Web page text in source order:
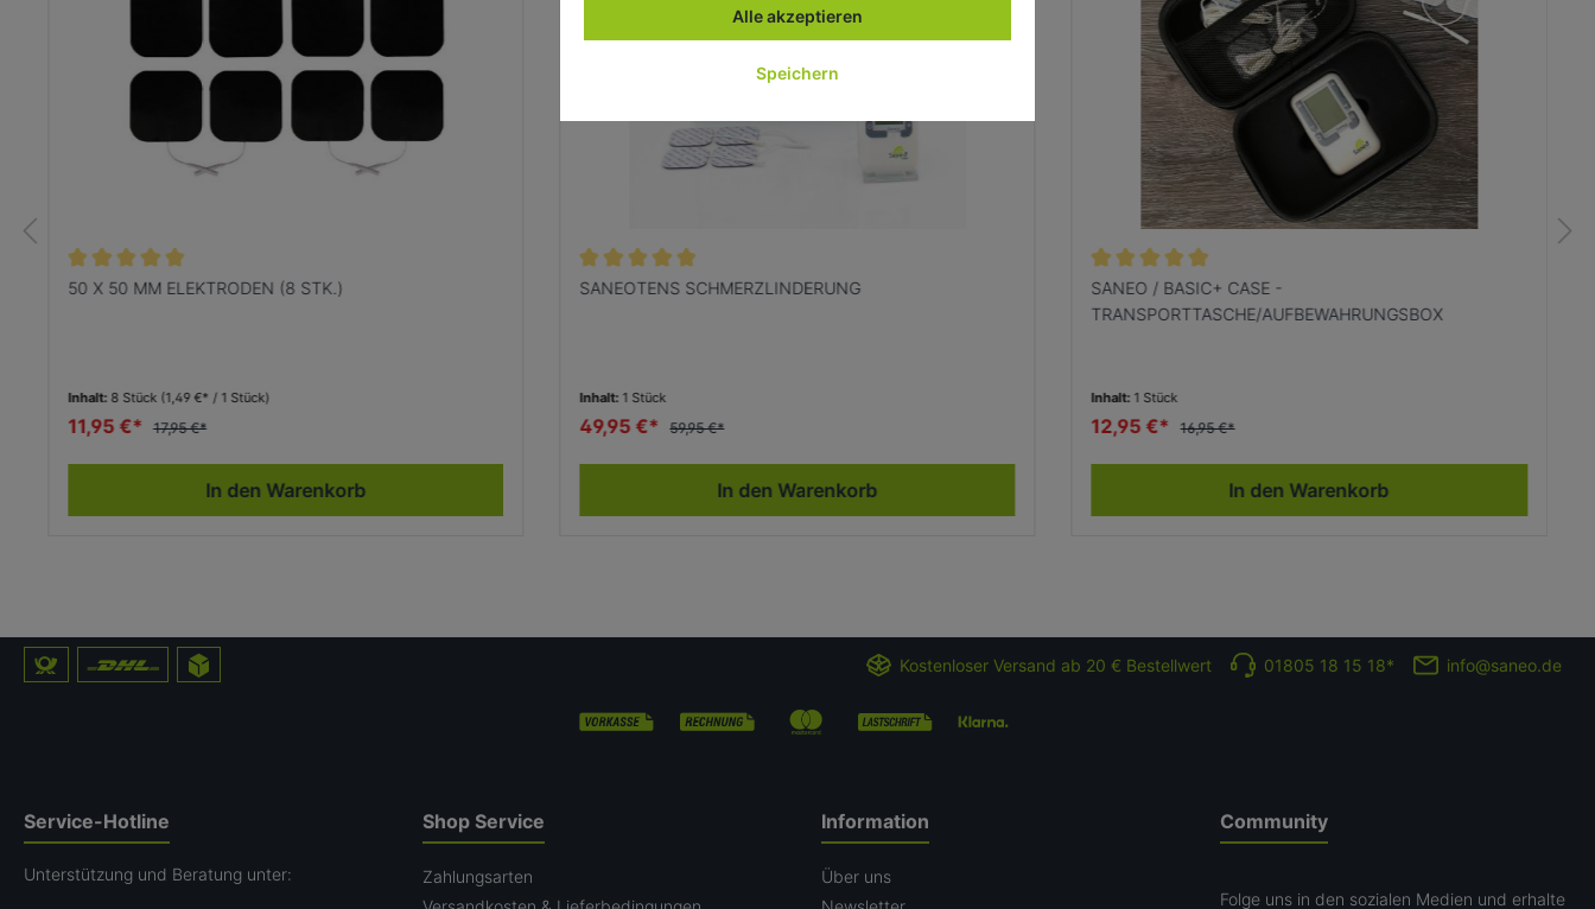
50 X 50 MM ELEKTRODEN (8 STK.)
Inhalt: 8 Stück (1,49 €* / 1 Stück)
11,95 €* 17,95 €*
In den Warenkorb
SANEOTENS SCHMERZLINDERUNG
Inhalt: 1 Stück
49,95 €* 59,95 €*
In den Warenkorb
SANEO / BASIC+ CASE -
TRANSPORTTASCHE/AUFBEWAHRUNGSBOX
Inhalt: 1 Stück
12,95 €* 16,95 €*
In den Warenkorb
Kostenloser Versand ab 20 € Bestellwert 01805 18 15 18* info@saneo.de
Service-Hotline
Unterstützung und Beratung unter:
Shop Service
Zahlungsarten
Information
Über uns
Community
Folge uns in den sozialen Medien und erhalte
Alle akzeptieren
Speichern